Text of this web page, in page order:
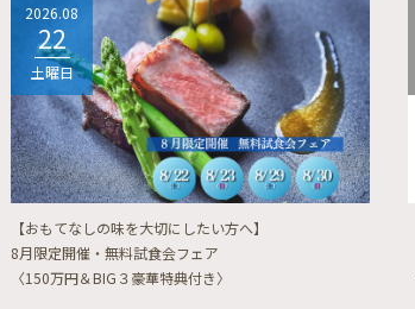
2026.08
22
土曜日
【おもてなしの味を大切にしたい方へ】
8月限定開催・無料試食会フェア
〈150万円＆BIG３豪華特典付き〉